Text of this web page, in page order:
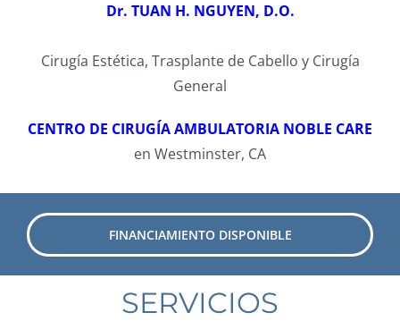
Dr. TUAN H. NGUYEN, D.O.
Cirugía Estética, Trasplante de Cabello y Cirugía
General
CENTRO DE CIRUGÍA AMBULATORIA NOBLE CARE
en Westminster, CA
FINANCIAMIENTO DISPONIBLE
SERVICIOS